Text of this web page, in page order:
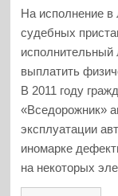
На исполнение
судебных
выплатить
В 2011 году
«Вседорожник»
эксплуатации
иномарке
на некоторых